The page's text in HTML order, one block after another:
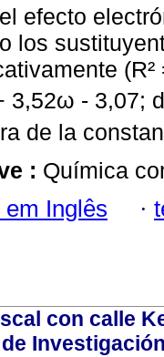
efecto
los
3,52ω - 3,07;
de la
: Química
Inglês ·
con calle